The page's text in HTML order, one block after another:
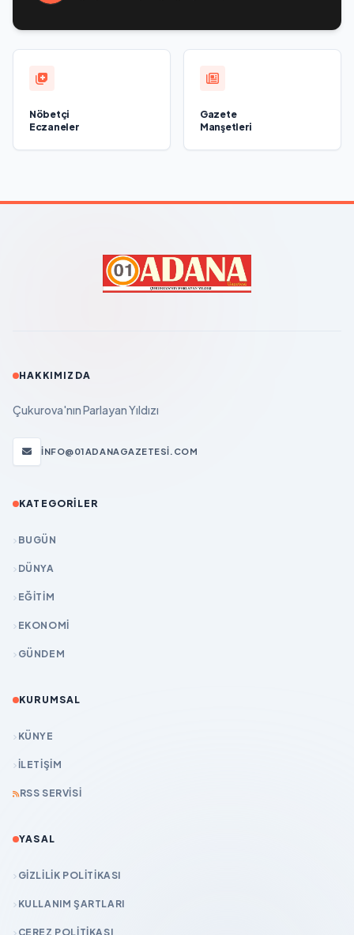
Nöbetçi
Eczaneler
Gazete
Manşetleri
HAKKIMIZDA
Çukurova'nın Parlayan Yıldızı
INFO@01ADANAGAZETESI.COM
KATEGORILER
BUGÜN
DÜNYA
EĞİTİM
EKONOMİ
GÜNDEM
KURUMSAL
KÜNYE
İLETIŞIM
RSS SERVISI
YASAL
GIZLILIK POLITIKASI
KULLANIM ŞARTLARI
ÇEREZ POLITIKASI